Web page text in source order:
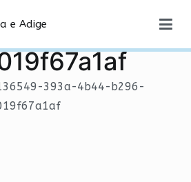
393a-4b44-
393a-4b44-b296-